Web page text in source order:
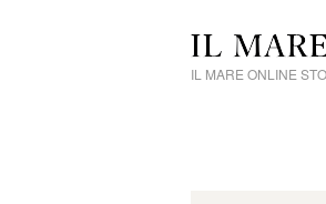
IL MARE ONLINE